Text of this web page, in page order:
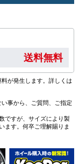
送料無料
が発生します。詳しくは
事から、ご質問、ご指定
ですが、サイズにより製
ます。何卒ご理解賜りま